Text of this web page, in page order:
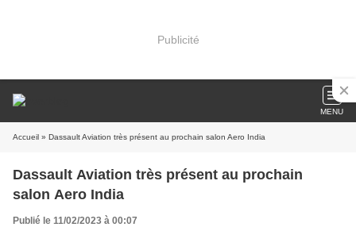
Publicité
MENU
Accueil » Dassault Aviation très présent au prochain salon Aero India
Dassault Aviation très présent au prochain
salon Aero India
Publié le 11/02/2023 à 00:07